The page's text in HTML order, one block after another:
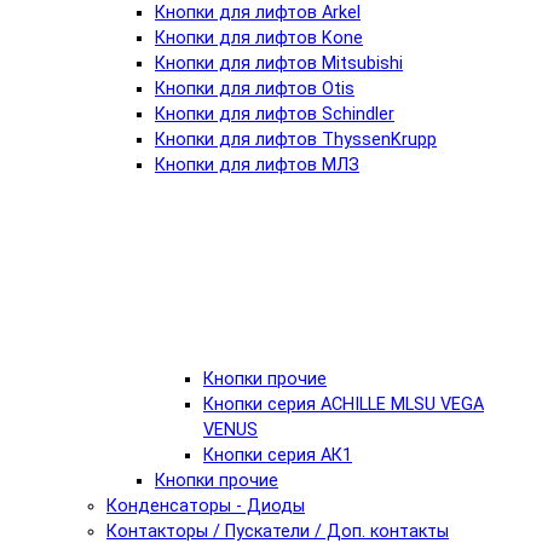
Кнопки для лифтов Arkel
Кнопки для лифтов Kone
Кнопки для лифтов Mitsubishi
Кнопки для лифтов Otis
Кнопки для лифтов Schindler
Кнопки для лифтов ThyssenKrupp
Кнопки для лифтов МЛЗ
Кнопки прочие
Кнопки серия ACHILLE MLSU VEGA
VENUS
Кнопки серия АК1
Кнопки прочие
Конденсаторы - Диоды
Контакторы / Пускатели / Доп. контакты